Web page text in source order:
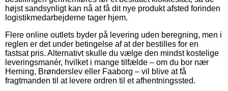
højst sandsynligt kan nå at få dit nye produkt afsted forinden
logistikmedarbejderne tager hjem.
Flere online outlets byder på levering uden beregning, men i
reglen er det under betingelse af at der bestilles for en
fastsat pris. Alternativt skulle du vælge den mindst kostelige
leveringsmanér, hvilket i mange tilfælde – om du bor nær
Herning, Brønderslev eller Faaborg – vil blive at få
fragtmanden til at levere ordren til et afhentningssted.